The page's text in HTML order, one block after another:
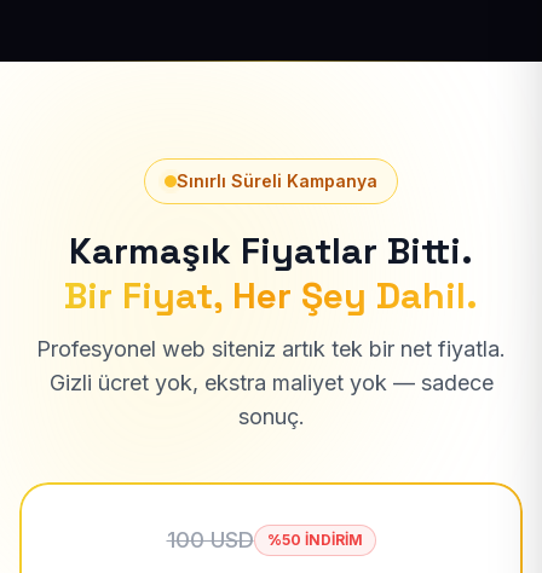
Sınırlı Süreli Kampanya
Karmaşık Fiyatlar Bitti.
Bir Fiyat, Her Şey Dahil.
Profesyonel web siteniz artık tek bir net fiyatla.
Gizli ücret yok, ekstra maliyet yok — sadece
sonuç.
100 USD %50 İNDİRİM